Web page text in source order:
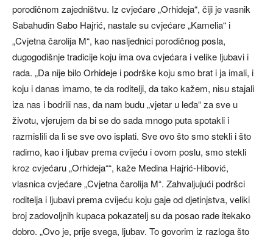
porodičnom zajedništvu. Iz cvjećare „Orhideja“, čiji je vasnik
Sabahudin Sabo Hajrić, nastale su cvjećare „Kamelia“ i
„Cvjetna čarolija M“, kao nasljednici porodičnog posla,
dugogodišnje tradicije koju ima ova cvjećara i velike ljubavi i
rada. „Da nije bilo Orhideje i podrške koju smo brat i ja imali, i
koju i danas imamo, te da roditelji, da tako kažem, nisu stajali
iza nas i bodrili nas, da nam budu „vjetar u leđa“ za sve u
životu, vjerujem da bi se do sada mnogo puta spotakli i
razmislili da li se sve ovo isplati. Sve ovo što smo stekli i što
radimo, kao i ljubav prema cvijeću i ovom poslu, smo stekli
kroz cvjećaru „Orhideja““, kaže Medina Hajrić-Hibović,
vlasnica cvjećare „Cvjetna čarolija M“. Zahvaljujući podršci
roditelja i ljubavi prema cvijeću koju gaje od djetinjstva, veliki
broj zadovoljnih kupaca pokazatelj su da posao rade itekako
dobro. „Ovo je, prije svega, ljubav. To govorim iz razloga što